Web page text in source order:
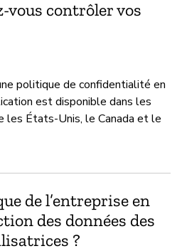
vous contrôler vos
politique de confidentialité en
est disponible dans les
les États-Unis, le Canada et le
de l’entreprise en
des données des
?